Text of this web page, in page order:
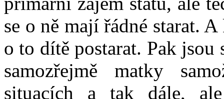
se o ně mají řádné starat.
o to dítě postarat. Pak
samozřejmě matky
situacích a tak dále,